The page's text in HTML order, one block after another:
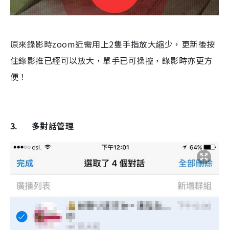
原來錄影時zoom近需用上2隻手指放大縮少，更新後按
住錄影推已經可以放大，單手已可操控，錄影時亦更方
便！
3. 多對話管理